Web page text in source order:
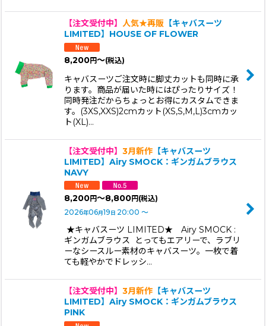
【注文受付中】 人気★再販 【キャバスーツ
LIMITED】HOUSE OF FLOWER
8,200円～(税込)
キャバスーツご注文時に脚丈カットも同時に承
ります。商品が届いた時にはぴったりサイズ！
同時発注だからちょっとお得にカスタムできま
す。(3XS,XXS)2cmカット(XS,S,M,L)3cmカッ
ト(XL)…
【注文受付中】 3月新作 【キャバスーツ
LIMITED】Airy SMOCK：ギンガムブラウス
NAVY
8,200円～8,800円 (税込)
2026年06月19日 20:00 ～
★キャバスーツ LIMITED★ Airy SMOCK :
ギンガムブラウス とってもエアリーで、ラブリ
ーなシースルー素材のキャバスーツ。一枚で着
ても軽やかでドレッシ…
【注文受付中】 3月新作 【キャバスーツ
LIMITED】Airy SMOCK：ギンガムブラウス
PINK